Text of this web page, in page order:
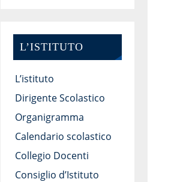
L’ISTITUTO
L’istituto
Dirigente Scolastico
Organigramma
Calendario scolastico
Collegio Docenti
Consiglio d’Istituto